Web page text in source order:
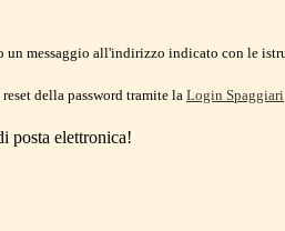
un messaggio all'indirizzo indicato con le
della password tramite la Login Spaggiari
posta elettronica!